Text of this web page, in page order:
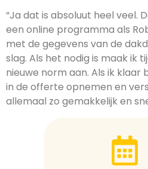
“Ja dat is absoluut heel veel.
een online programma als
met de gegevens van de
slag. Als het nodig is maak ik
nieuwe norm aan. Als ik klaar
in de offerte opnemen en
allemaal zo gemakkelijk en